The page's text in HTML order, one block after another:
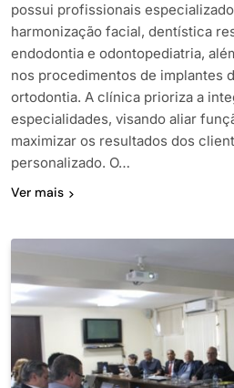
possui profissionais
harmonização facial, dentística
endodontia e odontopediatria,
nos procedimentos de implantes
ortodontia. A clínica prioriza a
especialidades, visando aliar
maximizar os resultados dos
personalizado. O…
Ver mais